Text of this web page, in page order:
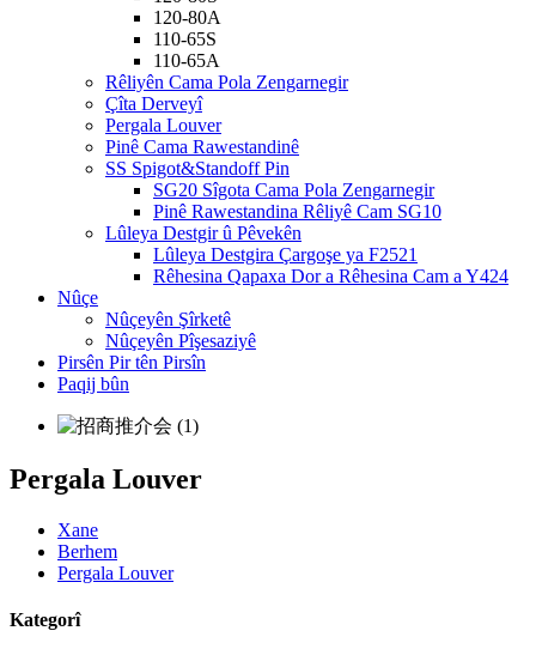
120-80A
110-65S
110-65A
Rêliyên Cama Pola Zengarnegir
Çîta Derveyî
Pergala Louver
Pinê Cama Rawestandinê
SS Spigot&Standoff Pin
SG20 Sîgota Cama Pola Zengarnegir
Pinê Rawestandina Rêliyê Cam SG10
Lûleya Destgir û Pêvekên
Lûleya Destgira Çargoşe ya F2521
Rêhesina Qapaxa Dor a Rêhesina Cam a Y424
Nûçe
Nûçeyên Şîrketê
Nûçeyên Pîşesaziyê
Pirsên Pir tên Pirsîn
Paqij bûn
Pergala Louver
Xane
Berhem
Pergala Louver
Kategorî